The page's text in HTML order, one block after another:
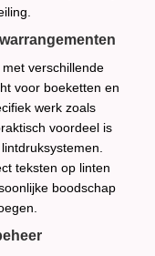
verschillende
voor boeketten en
werk zoals
voordeel is
teksten op linten
boodschap